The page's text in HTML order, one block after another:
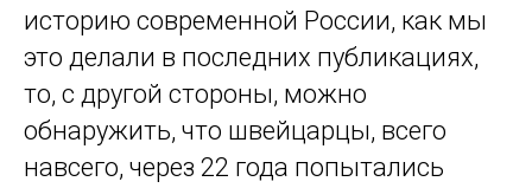
историю современной России, как мы
это делали в последних публикациях,
то, с другой стороны, можно
обнаружить, что швейцарцы, всего
навсего, через 22 года попытались